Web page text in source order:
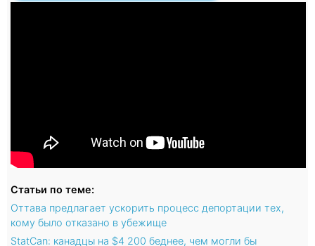
Статьи по теме:
Оттава предлагает ускорить процесс депортации тех,
кому было отказано в убежище
StatCan: канадцы на $4 200 беднее, чем могли бы